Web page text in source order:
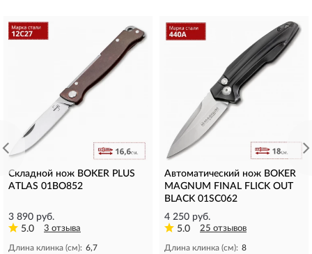
Складной нож BOKER PLUS
ATLAS 01BO852
3 890 руб.
5.0
3 отзыва
Длина клинка (см): 6,7
Автоматический нож BOKER
MAGNUM FINAL FLICK OUT
BLACK 01SC062
4 250 руб.
5.0
25 отзывов
Длина клинка (см): 8